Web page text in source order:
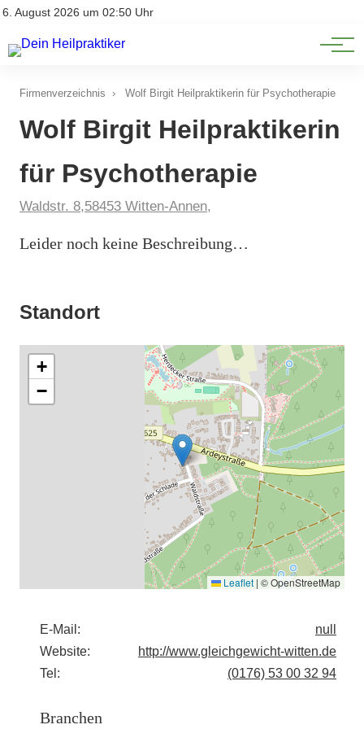
6. August 2026 um 02:50 Uhr
Impressum
Natürliche Medizin
Heilpflanzen & Kräuterkunde
Firmenverzeichnis › Wolf Birgit Heilpraktikerin für Psychotherapie
Wolf Birgit Heilpraktikerin
für Psychotherapie
Waldstr. 8,58453 Witten-Annen,
Leider noch keine Beschreibung…
Standort
+
−
Leaflet | © OpenStreetMap
E-Mail:
null
Website:
http://www.gleichgewicht-witten.de
Tel:
(0176) 53 00 32 94
Branchen